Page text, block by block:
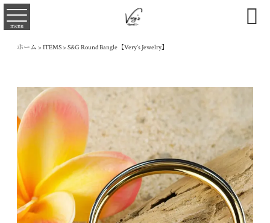
menu 
ホーム > ITEMS> S&G Round Bangle【Very’s Jewelry】